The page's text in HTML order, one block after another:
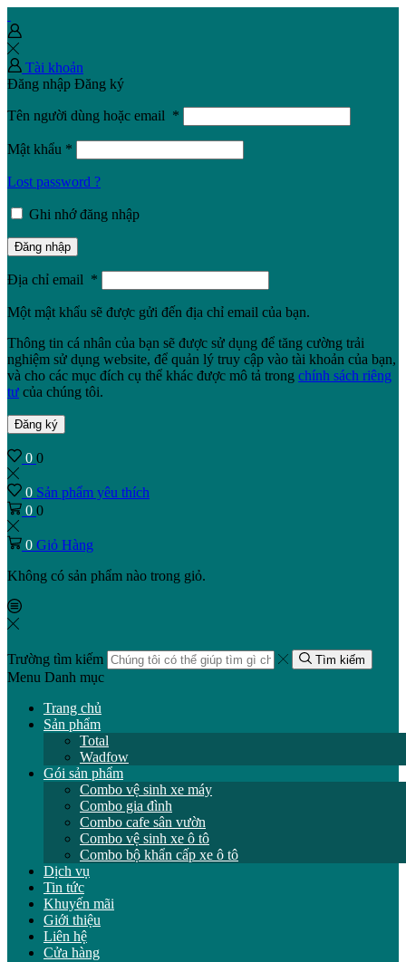
Tài khoản
Đăng nhập Đăng ký
Tên người dùng hoặc email *
Mật khẩu *
Lost password ?
Ghi nhớ đăng nhập
Đăng nhập
Địa chỉ email *
Một mật khẩu sẽ được gửi đến địa chỉ email của bạn.
Thông tin cá nhân của bạn sẽ được sử dụng để tăng cường trải
nghiệm sử dụng website, để quản lý truy cập vào tài khoản của bạn,
và cho các mục đích cụ thể khác được mô tả trong chính sách riêng
tư của chúng tôi.
Đăng ký
0 0
0 Sản phẩm yêu thích
0 0
0 Giỏ Hàng
Không có sản phẩm nào trong giỏ.
Trường tìm kiếm Tìm kiếm
Menu Danh mục
Trang chủ
Sản phẩm
Total
Wadfow
Gói sản phẩm
Combo vệ sinh xe máy
Combo gia đình
Combo cafe sân vườn
Combo vệ sinh xe ô tô
Combo bộ khẩn cấp xe ô tô
Dịch vụ
Tin tức
Khuyến mãi
Giới thiệu
Liên hệ
Cửa hàng